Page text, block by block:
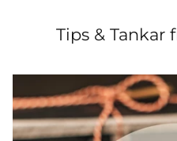
Tips & Tankar